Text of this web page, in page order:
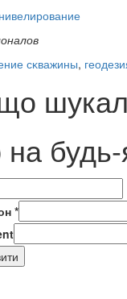
сĸважины,
будь-
*